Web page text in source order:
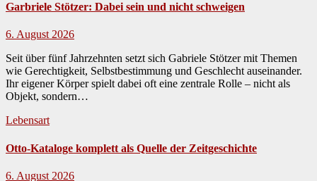
Garbriele Stötzer: Dabei sein und nicht schweigen
6. August 2026
Seit über fünf Jahrzehn­ten set­zt sich Gabriele Stötzer mit The­men
wie Gerechtigkeit, Selb­st­bes­tim­mung und Geschlecht auseinan­der.
Ihr eigen­er Kör­p­er spielt dabei oft eine zen­trale Rolle – nicht als
Objekt, son­dern…
Lebensart
Otto-Kataloge komplett als Quelle der Zeitgeschichte
6. August 2026